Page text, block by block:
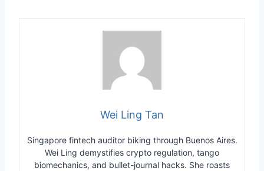
Wei Ling Tan
Singapore fintech auditor biking through Buenos Aires.
Wei Ling demystifies crypto regulation, tango
biomechanics, and bullet-journal hacks. She roasts